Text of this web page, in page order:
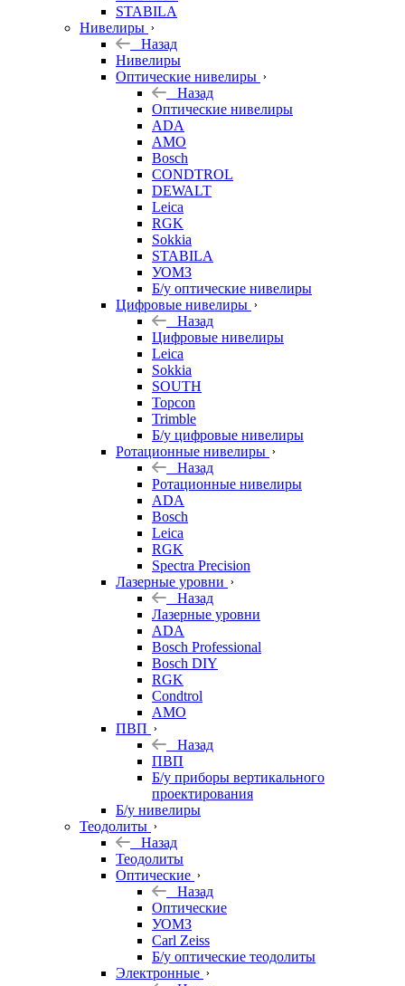
STABILA
Нивелиры
Назад
Нивелиры
Оптические нивелиры
Назад
Оптические нивелиры
ADA
AMO
Bosch
CONDTROL
DEWALT
Leica
RGK
Sokkia
STABILA
УОМЗ
Б/у оптические нивелиры
Цифровые нивелиры
Назад
Цифровые нивелиры
Leica
Sokkia
SOUTH
Topcon
Trimble
Б/у цифровые нивелиры
Ротационные нивелиры
Назад
Ротационные нивелиры
ADA
Bosch
Leica
RGK
Spectra Precision
Лазерные уровни
Назад
Лазерные уровни
ADA
Bosch Professional
Bosch DIY
RGK
Condtrol
AMO
ПВП
Назад
ПВП
Б/у приборы вертикального
проектирования
Б/у нивелиры
Теодолиты
Назад
Теодолиты
Оптические
Назад
Оптические
УОМЗ
Carl Zeiss
Б/у оптические теодолиты
Электронные